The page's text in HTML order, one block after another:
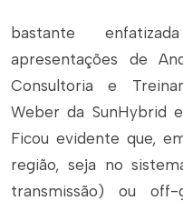
bastante
apresentações de
Consultoria e
Weber da SunHybrid
Ficou evidente que,
região, seja no
transmissão) ou